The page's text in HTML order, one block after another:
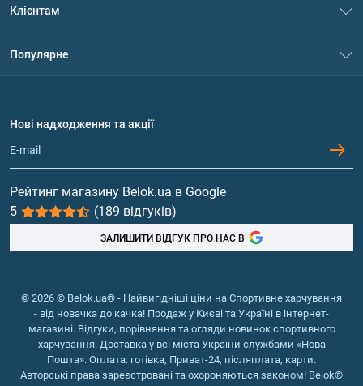
Політика конфіденційності
Обмін та повернення
Клієнтам
Популярне
Протеїн
Гейнери
Вітаміни та мінерали
Риб'ячий жир, жирні кислоти
Нові надходження та акції
Рейтинг магазину Belok.ua в Google
5
(189 відгуків)
ЗАЛИШИТИ ВІДГУК ПРО НАС В
© 2026 © Belok.ua® - Найвигідніші ціни на Спортивне харчування
- від новачка до качка! Продаж у Києві та Україні в інтернет-
магазині. Відгуки, порівняння та огляди новинок спортивного
харчування. Доставка у всі міста України службами «Нова
Пошта». Оплата: готівка, Приват-24, післяплата, карти.
Авторські права зареєстровані та охороняються законом! Belok®